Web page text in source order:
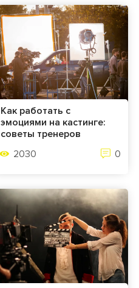
Как работать с
эмоциями на кастинге:
советы тренеров
2030
0